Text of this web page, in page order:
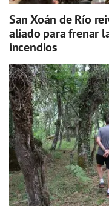
San Xoán de Río
aliado para frenar
incendios